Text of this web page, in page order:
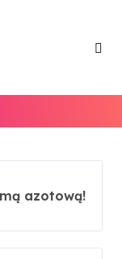
azotową!